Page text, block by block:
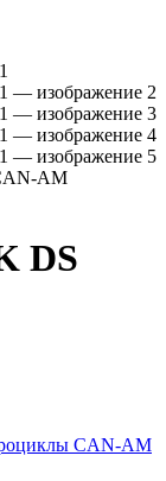
AM
DS
CAN-AM